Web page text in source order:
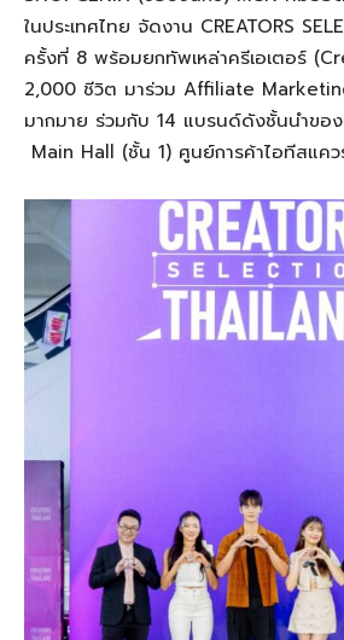
ในประเทศไทย จัดงาน CREATORS
ครั้งที่ 8 พร้อมยกทัพเหล่าครีเอเตอร์ (
2,000 ชีวิต มาร่วม Affiliate
มากมาย ร่วมกับ 14 แบรนด์ดังชั้นนำของ
Main Hall (ชั้น 1) ศูนย์การค้าไอทีสแค